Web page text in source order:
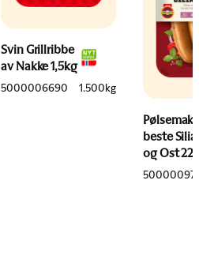
Svin Grillribbe
av Nakke 1,5kg
5000006690 1.500kg
beste
og Ost